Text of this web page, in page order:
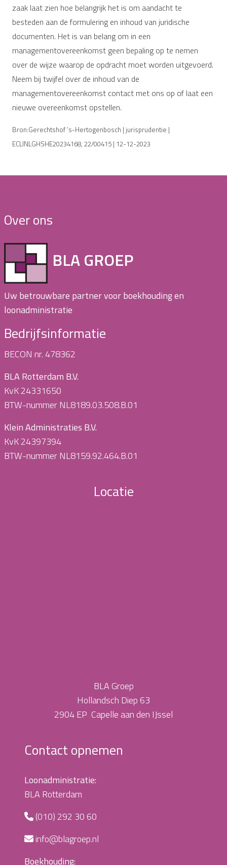
zaak laat zien hoe belangrijk het is om aandacht te
besteden aan de formulering en inhoud van juridische
documenten. Het is van belang om in een
managementovereenkomst geen bepaling op te nemen
over de wijze waarop de opdracht moet worden uitgevoerd.
Neem bij twijfel over de inhoud van de
managementovereenkomst contact met ons op of laat een
nieuwe overeenkomst opstellen.
Bron:Gerechtshof ‘s-Hertogenbosch | jurisprudentie |
ECLINLGHSHE20234168, 22/00415 | 12-12-2023
Over ons
BLA GROEP
Uw betrouwbare partner voor boekhouding en
loonadministratie
Bedrijfsinformatie
BECON nr. 478362
BLA Rotterdam B.V.
KvK 24331650
BTW-nummer NL8189.03.508.B.01
Klein Administraties B.V.
KvK 24397394
BTW-nummer NL8159.92.464.B.01
Locatie
BLA Groep
Hollandsch Diep 63
2904 EP Capelle aan den IJssel
Contact opnemen
Loonadministratie:
BLA Rotterdam
(010) 292 30 60
info@blagroep.nl
Boekhouding: